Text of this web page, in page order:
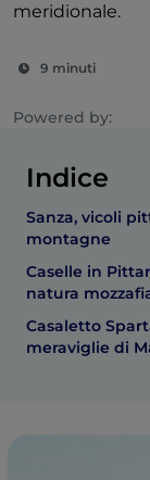
meridionale.
9 minuti
Powered by:
Indice
Sanza, vicoli
montagne
Caselle in
natura
Casaletto
meraviglie di